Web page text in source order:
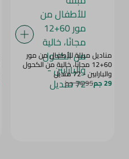
مناديل مبللة للأطفال من مور
60+12 مجانًا، خالية من الكحول
والبارابين - 72 منديل
29 جم 34.95 جم